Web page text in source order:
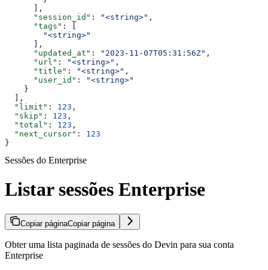
      ],
      "session_id"
: "<string>" ,
      "tags"
: [
        "<string>"
      ],
      "updated_at"
: "2023-11-07T05:31:56Z" ,
      "url"
: "<string>" ,
      "title"
: "<string>" ,
      "user_id"
:
"<string>"
    }
  ],
  "limit"
: 123 ,
  "skip"
: 123 ,
  "total"
: 123 ,
  "next_cursor"
: 123
}
Sessões do Enterprise
Listar sessões Enterprise
Copiar páginaCopiar página
Obter uma lista paginada de sessões do Devin para sua conta
Enterprise